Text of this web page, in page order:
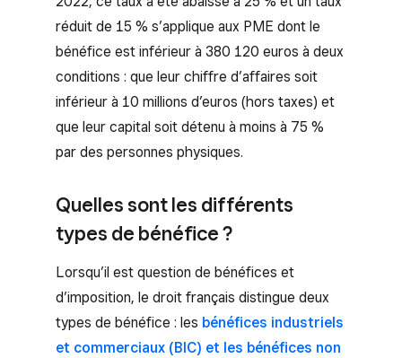
réduit de 15 % s’applique aux PME dont le
bénéfice est inférieur à 380 120 euros à deux
conditions : que leur chiffre d’affaires soit
inférieur à 10 millions d’euros (hors taxes) et
que leur capital soit détenu à moins à 75 %
par des personnes physiques.
Quelles sont les différents
types de bénéfice ?
Lorsqu’il est question de bénéfices et
d’imposition, le droit français distingue deux
types de bénéfice : les bénéfices industriels
et commerciaux (BIC) et les bénéfices non